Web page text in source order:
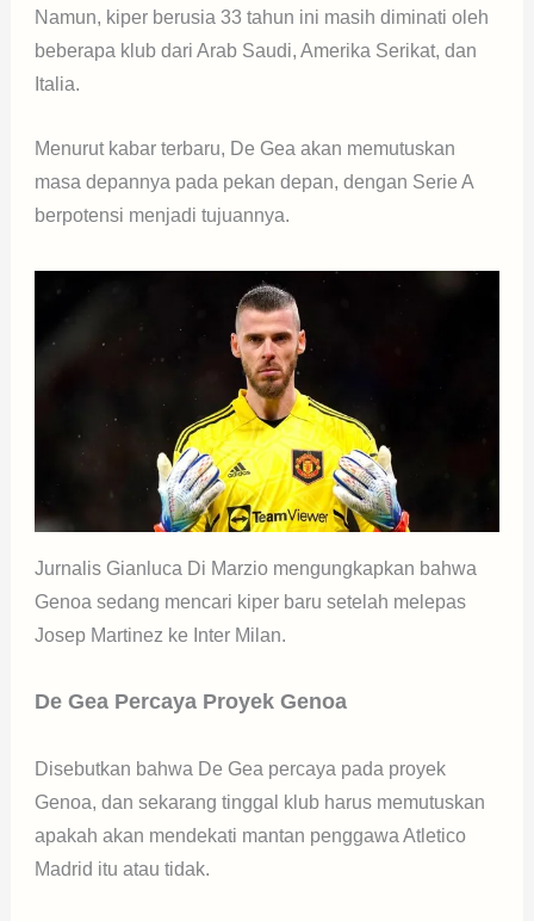
Namun, kiper berusia 33 tahun ini masih diminati oleh
beberapa klub dari Arab Saudi, Amerika Serikat, dan
Italia.
Menurut kabar terbaru, De Gea akan memutuskan
masa depannya pada pekan depan, dengan Serie A
berpotensi menjadi tujuannya.
Jurnalis Gianluca Di Marzio mengungkapkan bahwa
Genoa sedang mencari kiper baru setelah melepas
Josep Martinez ke Inter Milan.
De Gea Percaya Proyek Genoa
Disebutkan bahwa De Gea percaya pada proyek
Genoa, dan sekarang tinggal klub harus memutuskan
apakah akan mendekati mantan penggawa Atletico
Madrid itu atau tidak.